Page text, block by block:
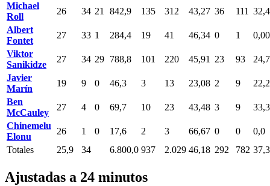
Michael
Roll
26 34 21 842,9 135 312 43,27 36 111
Albert
Fontet
27 33 1 284,4 19 41 46,34 0 1
0,00
Viktor
Sanikidze
27 34 29 788,8 101 220 45,91 23 93
Javier
Marín
19 9 0 46,3 3 13 23,08 2 9
Ben
McCauley
27 4 0 69,7 10 23 43,48 3 9
Chinemelu
Elonu
26 1 0 17,6 2 3 66,67 0 0
0,0
Totales
25,9 34 6.800,0 937 2.029 46,18 292 782
Ajustadas a 24 minutos